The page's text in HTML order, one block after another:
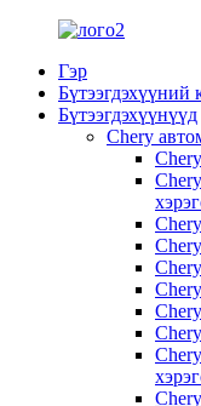
Гэр
Бүтээгдэхүүний
Бүтээгдэхүүнүүд
Chery